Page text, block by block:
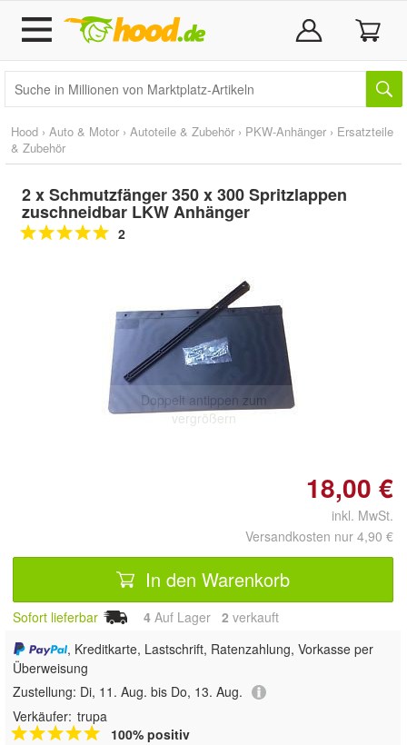
Hood › Auto & Motor › Autoteile & Zubehör › PKW-Anhänger › Ersatzteile
& Zubehör
2 x Schmutzfänger 350 x 300 Spritzlappen
zuschneidbar LKW Anhänger
2
Doppelt antippen zum
vergrößern
18,00 €
inkl. MwSt.
Versandkosten nur 4,90 €
In den Warenkorb
Sofort lieferbar 4 Auf Lager 2 verkauft
, Kreditkarte, Lastschrift, Ratenzahlung, Vorkasse per
Überweisung
Zustellung: Di, 11. Aug. bis Do, 13. Aug.
Verkäufer: trupa
100% positiv